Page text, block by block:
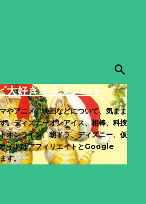
大好きオタクノート
やアニメ、映画などについて、気まま
。ディズニーオンアイス、相棒、科捜
オンライン、朝ドラ、ディズニー、仮
イトはアフィリエイトとGoogle
す。